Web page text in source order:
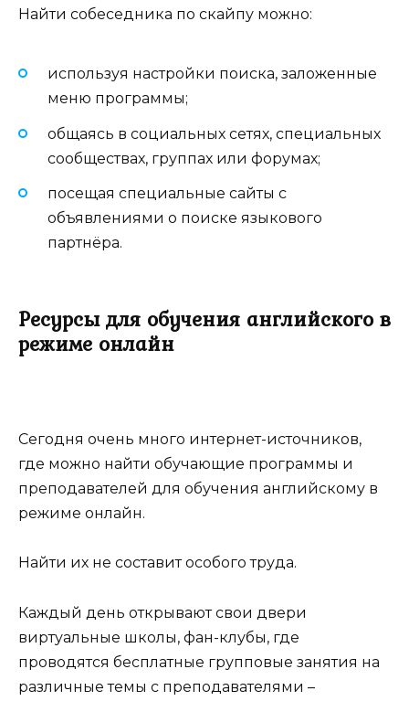
Найти собеседника по скайпу можно:
используя настройки поиска, заложенные
меню программы;
общаясь в социальных сетях, специальных
сообществах, группах или форумах;
посещая специальные сайты с
объявлениями о поиске языкового
партнёра.
Ресурсы для обучения английского в
режиме онлайн
Сегодня очень много интернет-источников,
где можно найти обучающие программы и
преподавателей для обучения английскому в
режиме онлайн.
Найти их не составит особого труда.
Каждый день открывают свои двери
виртуальные школы, фан-клубы, где
проводятся бесплатные групповые занятия на
различные темы с преподавателями –